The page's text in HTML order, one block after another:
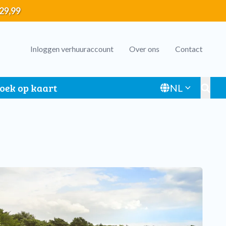
Header
Inloggen verhuuraccount Over ons Contact
op kaart NL